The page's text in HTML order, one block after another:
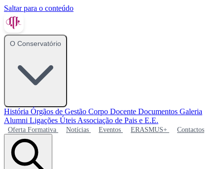
Saltar para o conteúdo
O Conservatório
História Órgãos de Gestão Corpo Docente Documentos Galeria
Alumni Ligações Úteis Associação de Pais e E.E.
Oferta Formativa Notícias Eventos ERASMUS+ Contactos